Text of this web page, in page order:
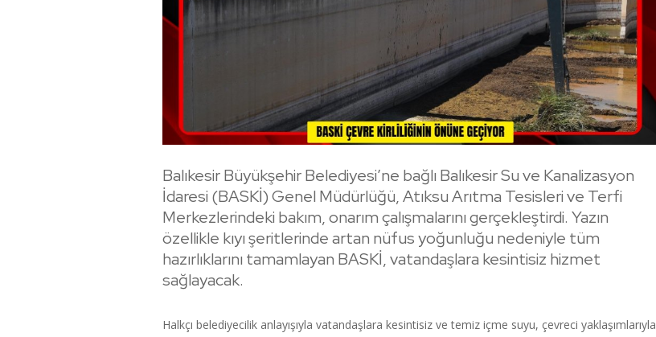
Balıkesir Büyükşehir Belediyesi’ne bağlı Balıkesir Su ve Kanalizasyon
İdaresi (BASKİ) Genel Müdürlüğü, Atıksu Arıtma Tesisleri ve Terfi
Merkezlerindeki bakım, onarım çalışmalarını gerçekleştirdi. Yazın
özellikle kıyı şeritlerinde artan nüfus yoğunluğu nedeniyle tüm
hazırlıklarını tamamlayan BASKİ, vatandaşlara kesintisiz hizmet
sağlayacak.
Halkçı belediyecilik anlayışıyla vatandaşlara kesintisiz ve temiz içme suyu, çevreci yaklaşımlarıyla